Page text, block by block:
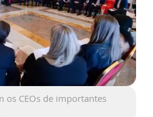
os CEOs de importantes